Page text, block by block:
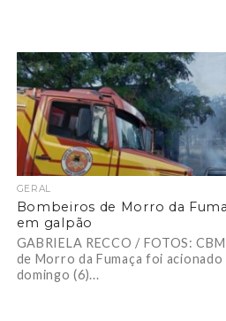
GERAL
Bombeiros de Morro da
em galpão
GABRIELA RECCO / FOTOS:
de Morro da Fumaça foi
domingo (6)...